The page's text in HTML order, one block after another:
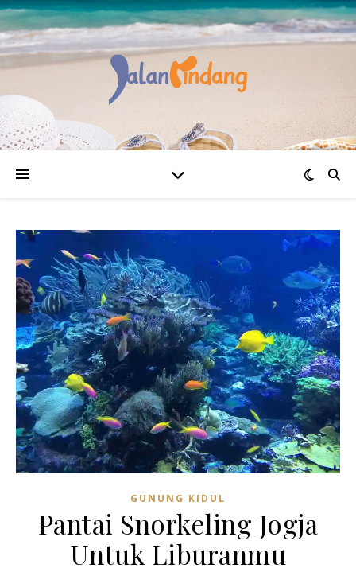
GUNUNG KIDUL
Pantai Snorkeling Jogja
Untuk Liburanmu